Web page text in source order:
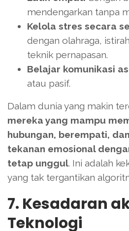
mendengarkan tanpa
Kelola stres secara
dengan olahraga,
teknik pernapasan.
Belajar komunikasi
atau pasif.
Dalam dunia yang makin
mereka yang mampu
hubungan, berempati,
tekanan emosional
tetap unggul. Ini adalah
yang tak tergantikan
7. Kesadaran
Teknologi